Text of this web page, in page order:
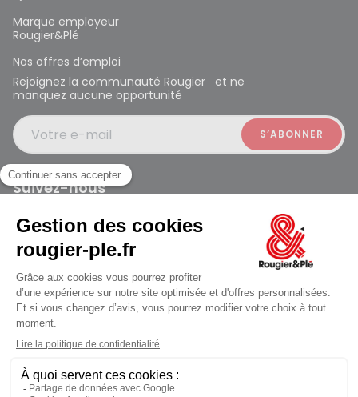
ouvert à 10:00
Marque employeur
Rougier&Plé
Nos offres d’emploi
Rejoignez la communauté Rougier et ne
manquez aucune opportunité
Votre e-mail
Suivez-nous
Rougier et Plé 2024 Copyright
Mentions légales
Conditions générales des ventes